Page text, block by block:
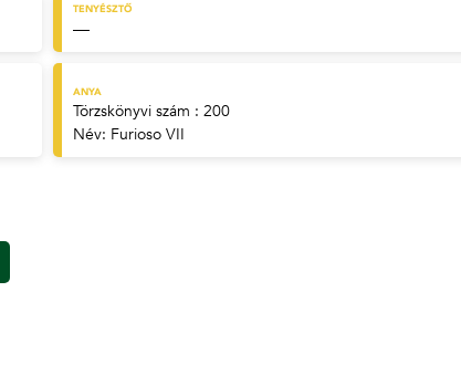
TENYÉSZTŐ
—
ANYA
Törzskönyvi szám : 200
Név: Furioso VII